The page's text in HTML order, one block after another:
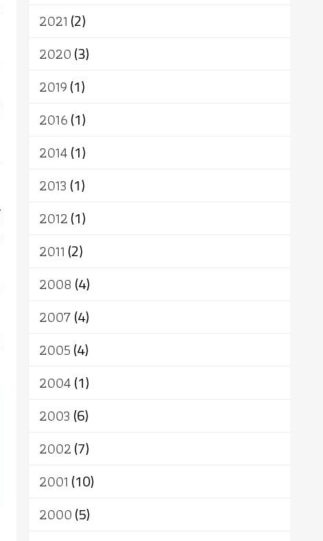
วัฒนธรรม
2021 (2)
2020(3)
2019(1)
2016(1)
2014(1)
2013 (1)
2012(1)
2011 (2)
2008 (4)
2007(4)
2005(4)
2004(1)
2003 (6)
2002(7)
2001 (10)
2000(5)